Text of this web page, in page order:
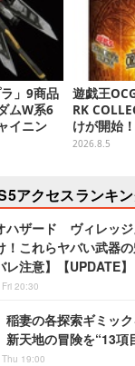
」9商品
ムW系6
イニン
遊戯王
RK
けが開始
いスペシャ
2026.8.5
アクセスランキ
ハザード ヴィレッ
！これらヤバい武器
レ注意】【UPDATE】
20:30
稲妻の各探索ギミッ
新天地の冒険を“13項
19:00